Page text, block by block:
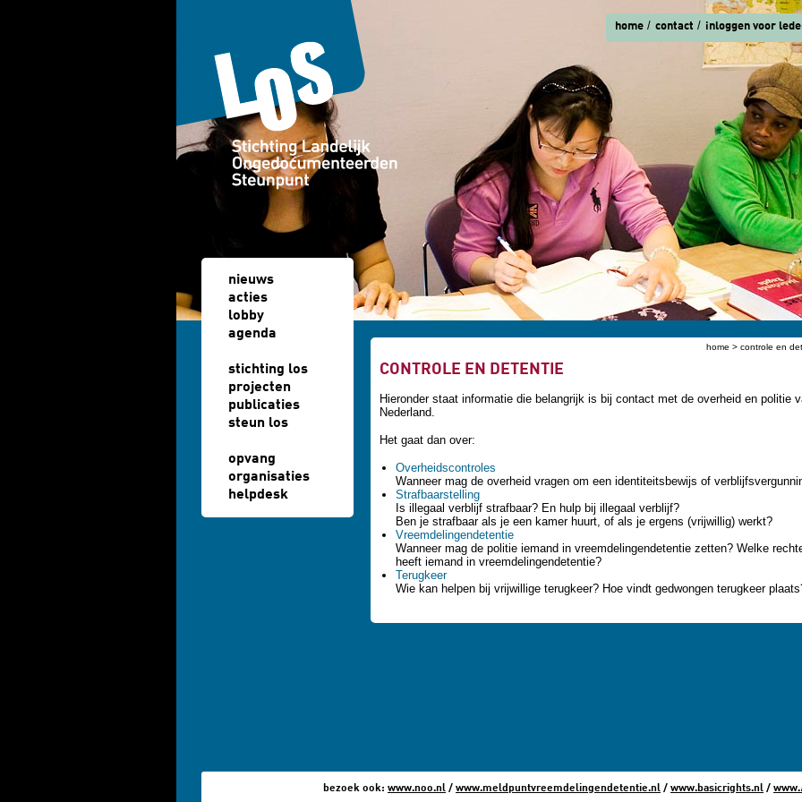
home contact inloggen voor
nieuws
acties
lobby
agenda
stichting los
projecten
publicaties
steun los
opvang
organisaties
helpdesk
home > controle en
CONTROLE EN DETENTIE
Hieronder staat informatie die belangrijk is bij contact met de overheid en politie
Nederland.
Het gaat dan over:
Overheidscontroles
Wanneer mag de overheid vragen om een identiteitsbewijs of
Strafbaarstelling
Is illegaal verblijf strafbaar? En hulp bij illegaal verblijf?
Ben je strafbaar als je een kamer huurt, of als je ergens (vrijwillig) werkt?
Vreemdelingendetentie
Wanneer mag de politie iemand in vreemdelingendetentie zetten? Welke
heeft iemand in vreemdelingendetentie?
Terugkeer
Wie kan helpen bij vrijwillige terugkeer? Hoe vindt gedwongen terugkeer
bezoek ook: www.noo.nl / www.meldpuntvreemdelingendetentie.nl / www.basicrights.nl / www.i